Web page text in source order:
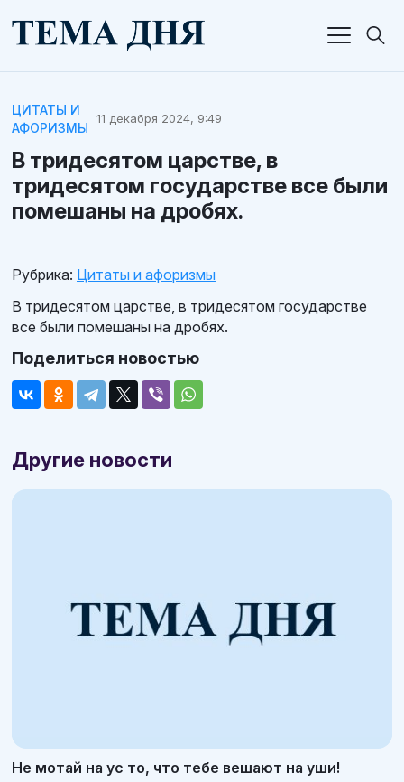
ЦИТАТЫ И
АФОРИЗМЫ
11 декабря 2024, 9:49
В тридесятом царстве, в
тридесятом государстве все были
помешаны на дробях.
Рубрика: Цитаты и афоризмы
В тридесятом царстве, в тридесятом государстве
все были помешаны на дробях.
Поделиться новостью
Другие новости
Не мотай на ус то, что тебе вешают на уши!